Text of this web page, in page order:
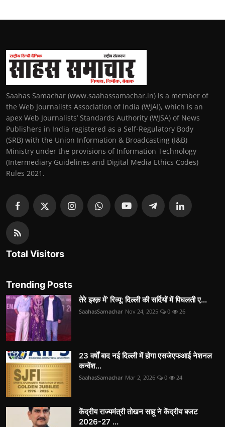
Saahas Samachar (www.saahassamachar.in) is a member of
the Web Journalists Association of India (WJAI), which is an
apex Web Journalists’ Standards Authority (WJSA) of News
Publishers in India registered as a Self-Regulatory Body
(SRB) with the Union Information & Broadcasting (I&B)
Ministry under the provisions of Information Technology
(Intermediary Guidelines and Digital Media Ethics Codes)
Rules 2021.
Total Visitors
Trending Posts
तेरे इश्क़ में’ रिव्यू: दिल्ली की सर्दियों में पिघलती ए...
SaahasSamachar Nov 24, 2025 0 26
23 वर्षों बाद नई दिल्ली में होगा एसजेएफआई नेशनल
कन्वेंश...
SaahasSamachar Mar 2, 2026 0 24
केंद्रीय राज्यमंत्री तोखन साहू ने केंद्रीय बजट
2026-27 ...